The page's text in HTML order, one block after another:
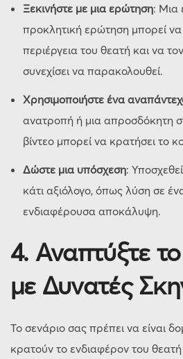
Ξεκινήστε με μια ερώτηση: Μια
προκλητική ερώτηση μπορεί να
περιέργεια του θεατή και να
συνεχίσει να παρακολουθεί.
Χρησιμοποιήστε ένα
ανατροπή ή μια απροσδόκητη
βίντεο μπορεί να κρατήσει το
Δώστε μια υπόσχεση:
κάτι αξιόλογο, όπως λύση σε
ενδιαφέρουσα αποκάλυψη.
4. Αναπτύξτε
με Δυνατές
Το σενάριο σας πρέπει να είναι
κρατούν το ενδιαφέρον του